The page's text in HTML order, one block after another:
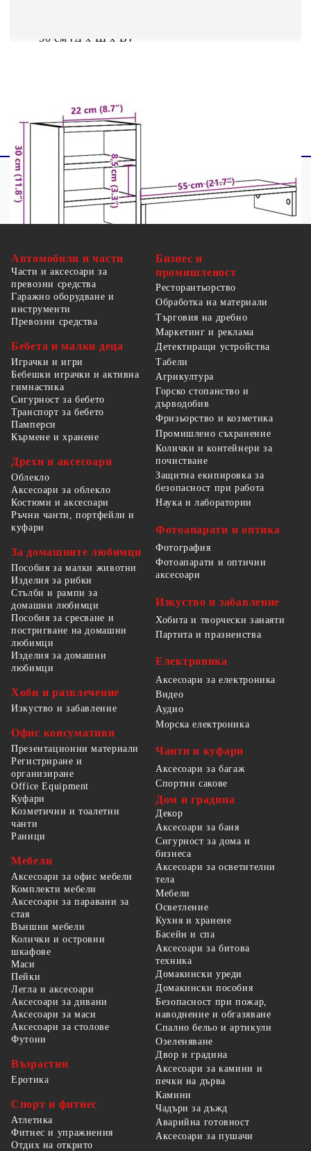
30 см (Д x Ш x В)
Автомобили и части
Части и аксесоари за
превозни средства
Гаражно оборудване и
инструменти
Превозни средства
Бебета и малки деца
Играчки и игри
Бебешки играчки и активна
гимнастика
Сигурност за бебето
Транспорт за бебето
Памперси
Кърмене и хранене
Дрехи и аксесоари
Облекло
Аксесоари за облекло
Костюми и аксесоари
Ръчни чанти, портфейли и
куфари
За домашните любимци
Пособия за малки животни
Изделия за рибки
Стълби и рампи за
домашни любимци
Пособия за сресване и
постригване на домашни
любимци
Изделия за домашни
любимци
Хоби и развлечение
Изкуство и забавление
Офис консумативи
Презентационни материали
Регистриране и
организиране
Office Equipment
Бизнес и
промишленост
Ресторантьорство
Обработка на материали
Търговия на дребно
Маркетинг и реклама
Детектиращи устройства
Табели
Агрикултура
Горско стопанство и
дърводобив
Фризьорство и козметика
Промишлено съхранение
Колички и контейнери за
почистване
Защитна екипировка за
безопасност при работа
Наука и лаборатории
Фотоапарати и оптика
Фотография
Фотоапарати и оптични
аксесоари
Изкуство и забавление
Хобита и творчески занаяти
Партита и празненства
Електроника
Аксесоари за електроника
Видео
Аудио
Морска електроника
Чанти и куфари
Аксесоари за багаж
Спортни сакове
Куфари
Козметични и тоалетни
чанти
Раници
Мебели
Аксесоари за офис мебели
Комплекти мебели
Аксесоари за паравани за
стая
Външни мебели
Колички и островни
шкафове
Маси
Пейки
Легла и аксесоари
Аксесоари за дивани
Аксесоари за маси
Аксесоари за столове
Футони
Възрастни
Еротика
Спорт и фитнес
Атлетика
Фитнес и упражнения
Отдих на открито
Дом и градина
Декор
Аксесоари за баня
Сигурност за дома и
бизнеса
Аксесоари за осветителни
тела
Мебели
Осветление
Кухня и хранене
Басейн и спа
Аксесоари за битова
техника
Домакински уреди
Домакински пособия
Безопасност при пожар,
наводнение и обгазяване
Спално бельо и артикули
Озеленяване
Двор и градина
Аксесоари за камини и
печки на дърва
Камини
Чадъри за дъжд
Аварийна готовност
Аксесоари за пушачи